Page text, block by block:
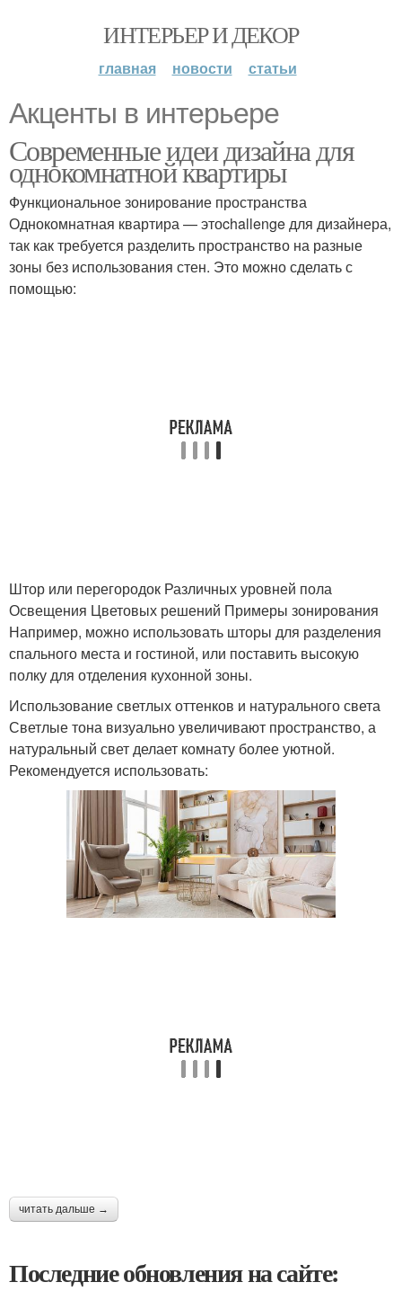
ИНТЕРЬЕР И ДЕКОР
главная новости статьи
Акценты в интерьере
Современные идеи дизайна для
однокомнатной квартиры
Функциональное зонирование пространства
Однокомнатная квартира — этоchallenge для дизайнера,
так как требуется разделить пространство на разные
зоны без использования стен. Это можно сделать с
помощью:
Штор или перегородок Различных уровней пола
Освещения Цветовых решений Примеры зонирования
Например, можно использовать шторы для разделения
спального места и гостиной, или поставить высокую
полку для отделения кухонной зоны.
Использование светлых оттенков и натурального света
Светлые тона визуально увеличивают пространство, а
натуральный свет делает комнату более уютной.
Рекомендуется использовать:
читать дальше →
Последние обновления на сайте: